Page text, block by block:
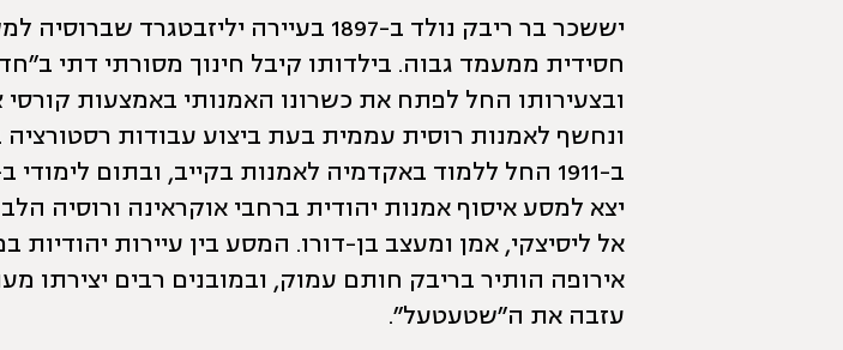
יששכר בר ריבק נולד ב-1897 בעיירה יליזבטגרד
חסידית ממעמד גבוה. בילדותו קיבל חינוך מסורתי דתי
ובצעירותו החל לפתח את כשרונו האמנותי באמצעות קורסי
ונחשף לאמנות רוסית עממית בעת ביצוע עבודות רסטורציה
יצא למסע איסוף אמנות יהודית ברחבי אוקראינה ורוסיה
אל ליסיצקי, אמן ומעצב בן-דורו. המסע בין עיירות יהודיות
אירופה הותיר בריבק חותם עמוק, ובמובנים רבים יצירתו
עזבה את ה״שטעטעל״.